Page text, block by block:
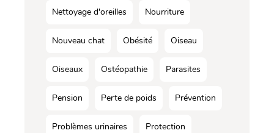
Nettoyage d'oreilles Nourriture
Nouveau chat Obésité Oiseau
Oiseaux Ostéopathie Parasites
Pension Perte de poids Prévention
Problèmes urinaires Protection